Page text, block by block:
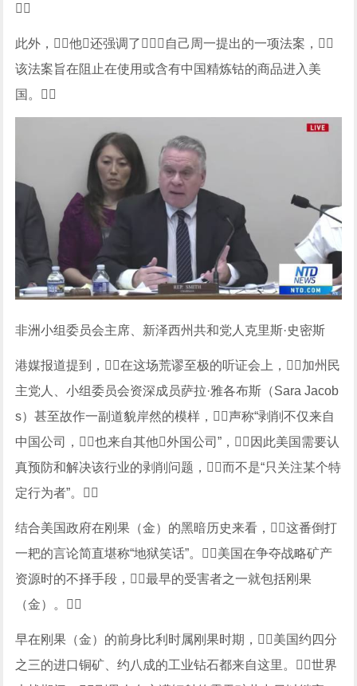

此外，他还强调了自己周一提出的一项法案，
该法案旨在阻止在使用或含有中国精炼钴的商品进入美
国。
非洲小组委员会主席、新泽西州共和党人克里斯·史密斯
港媒报道提到，在这场荒谬至极的听证会上，加州民
主党人、小组委员会资深成员萨拉·雅各布斯（Sara Jacob
s）甚至故作一副道貌岸然的模样，声称“剥削不仅来自
中国公司，也来自其他外国公司”，因此美国需要认
真预防和解决该行业的剥削问题，而不是“只关注某个特
定行为者”。
结合美国政府在刚果（金）的黑暗历史来看，这番倒打
一耙的言论简直堪称“地狱笑话”。美国在争夺战略矿产
资源时的不择手段，最早的受害者之一就包括刚果
（金）。
早在刚果（金）的前身比利时属刚果时期，美国约四分
之三的进口铜矿、约八成的工业钻石都来自这里。世界